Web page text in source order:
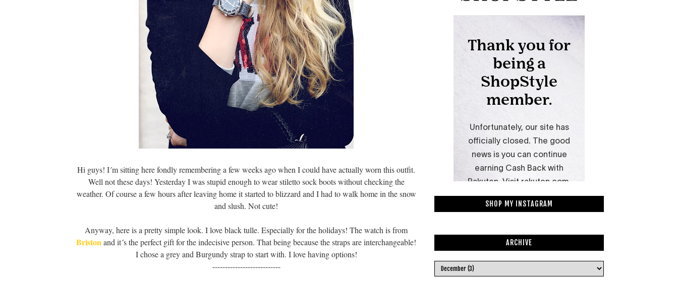
Hi guys! I´m sitting here fondly remembering a few weeks ago when I could have actually worn this outfit.
Well not these days! Yesterday I was stupid enough to wear stiletto sock boots without checking the
weather. Of course a few hours after leaving home it started to blizzard and I had to walk home in the snow
and slush. Not cute!
Anyway, here is a pretty simple look. I love black tulle. Especially for the holidays! The watch is from
Bristonand it´s the perfect gift for the indecisive person. That being because the straps are interchangeable!
I chose a grey and Burgundy strap to start with. I love having options!
---------------------------
SHOP MY INSTAGRAM
ARCHIVE